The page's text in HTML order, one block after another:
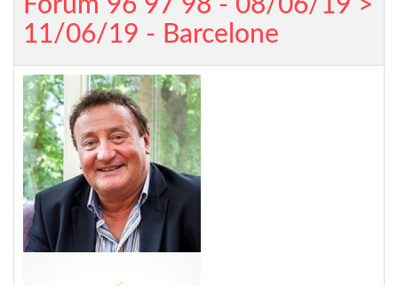
Forum 96 97 98 - 08/06/19 >
11/06/19 - Barcelone